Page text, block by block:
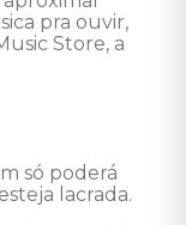
pra ouvir,
Store, a
só poderá
lacrada.